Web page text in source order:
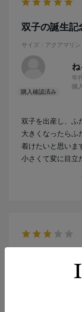
双子の誕生記
サイズ：アクアマリン
年
購
双子を出産し、ふ
大きくなったらふ
着けたいと思いま
小さくて変に目立
サイズ：ダイヤモンド